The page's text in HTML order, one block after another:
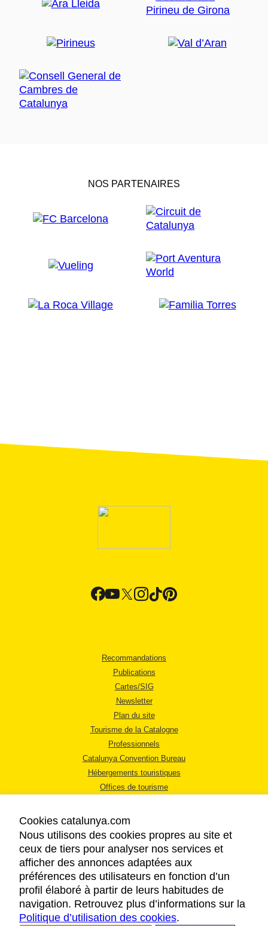
NOS PARTENAIRES
Recommandations
Publications
Cartes/SIG
Newsletter
Plan du site
Tourisme de la Catalogne
Professionnels
Catalunya Convention Bureau
Hébergements touristiques
Offices de tourisme
MENTIONS LÉGALES
RÈGLES DE CONFIDENTIALITÉ
COOKIES
ACCESSIBILITÉ
Cookies catalunya.com
Nous utilisons des cookies propres au site et
ceux de tiers pour analyser nos services et
afficher des annonces adaptées aux
préférences des utilisateurs en fonction d’un
profil élaboré à partir de leurs habitudes de
navigation. Retrouvez plus d’informations sur la
Politique d’utilisation des cookies.